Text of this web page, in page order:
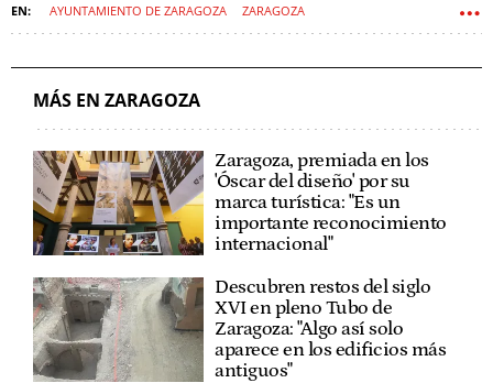
AYUNTAMIENTO DE ZARAGOZA ZARAGOZA
MÁS EN ZARAGOZA
Zaragoza, premiada en los
'Óscar del diseño' por su
marca turística: "Es un
importante reconocimiento
internacional"
Descubren restos del siglo
XVI en pleno Tubo de
Zaragoza: "Algo así solo
aparece en los edificios más
antiguos"